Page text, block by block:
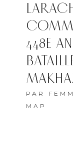
448E
PAR
MAP